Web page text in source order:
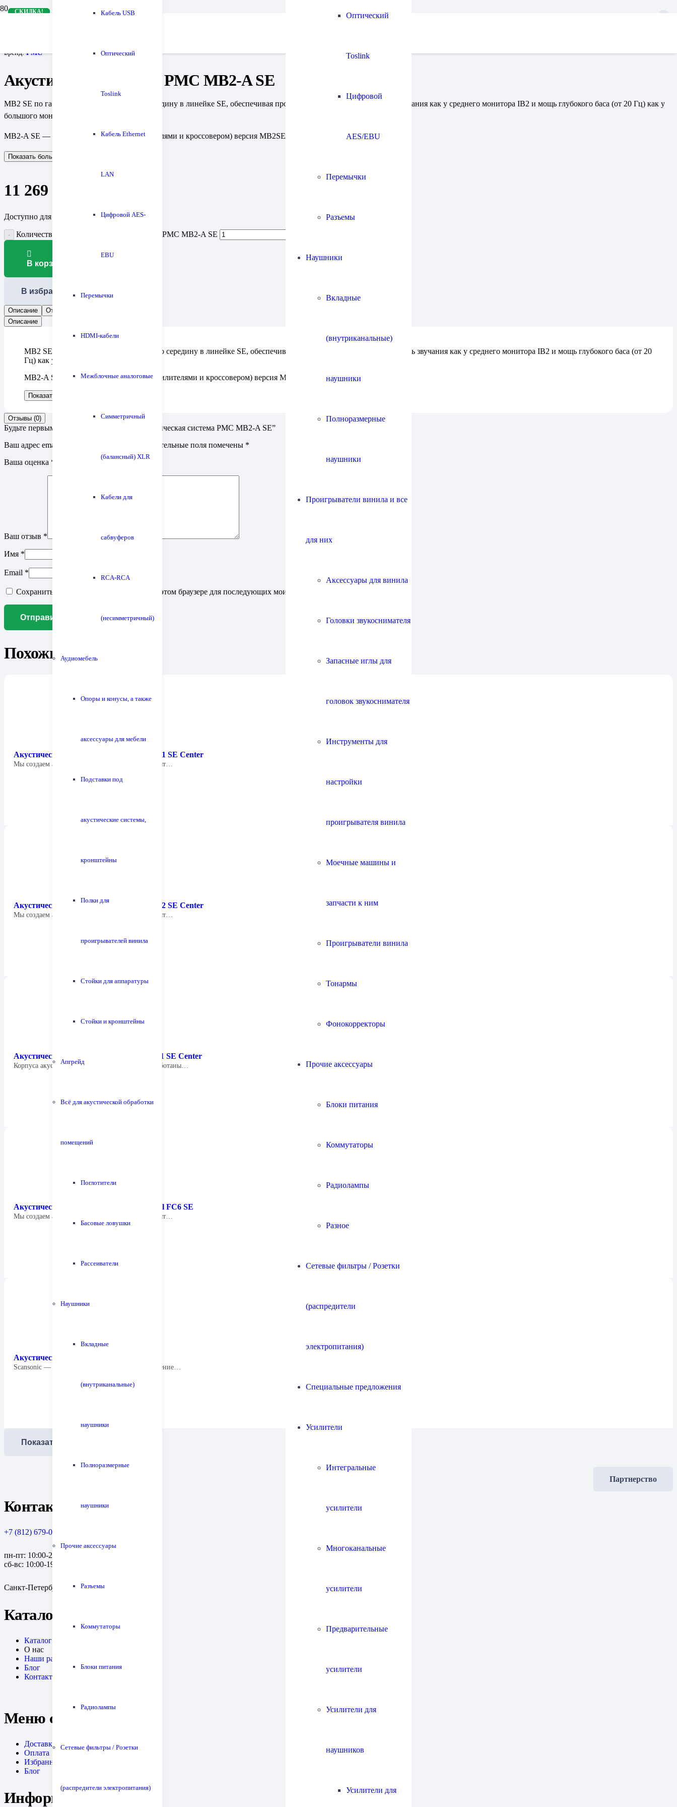
Кабель USB
Оптический
Toslink
Кабель Ethernet
LAN
Цифровой AES-
EBU
Перемычки
HDMI-кабели
Межблочные аналоговые
Симметричный
(балансный) XLR
Кабели для
сабвуферов
RCA-RCA
(несимметричный)
Аудиомебель
Опоры и конусы, а также
аксессуары для мебели
Подставки под
акустические системы,
кронштейны
Полки для
проигрывателей винила
Стойки для аппаратуры
Стойки и кронштейны
Апгрейд
Всё для акустической обработки
помещений
Поглотители
Басовые ловушки
Рассеиватели
Наушники
Вкладные
(внутриканальные)
наушники
Полноразмерные
наушники
Прочие аксессуары
Разъемы
Коммутаторы
Блоки питания
Радиолампы
Сетевые фильтры / Розетки
(распредители электропитания)
Оптический
Toslink
Цифровой
AES/EBU
Перемычки
Разъемы
Наушники
Вкладные
(внутриканальные)
наушники
Полноразмерные
наушники
Проигрыватели винила и все
для них
Аксессуары для винила
Головки звукоснимателя
Запасные иглы для
головок звукоснимателя
Инструменты для
настройки
проигрывателя винила
Моечные машины и
запчасти к ним
Проигрыватели винила
Тонармы
Фонокорректоры
Прочие аксессуары
Блоки питания
Коммутаторы
Радиолампы
Разное
Сетевые фильтры / Розетки
(распредители
электропитания)
Специальные предложения
Усилители
Интегральные
усилители
Многоканальные
усилители
Предварительные
усилители
Усилители для
наушников
Усилители для
Бренд:PMC
Акустическая система PMC MB2-A SE
MB2 SE по габаритам занимает золотую середину в линейке SE, обеспечивая прозрачность и проникновенность звучания как у среднего монитора IB2 и мощь глубокого баса (от 20 Гц) как у
большого монитора.
MB2-A SE — активная (с внешними усилителями и кроссовером) версия MB2SE.
Показать больше
11 269 425
Доступно для предзаказа
Количество товара Акустическая система PMC MB2-A SE
В корзину
В избранное
Описание
Отзывы (0)
Описание
MB2 SE по габаритам занимает золотую середину в линейке SE, обеспечивая прозрачность и проникновенность звучания как у среднего монитора IB2 и мощь глубокого баса (от 20
Гц) как у большого монитора.
MB2-A SE — активная (с внешними усилителями и кроссовером) версия MB2SE.
Показать больше
Отзывы (0)
Будьте первым, кто оставил отзыв на “Акустическая система PMC MB2-A SE”
Ваш адрес email не будет опубликован.
Обязательные поля помечены *
Ваша оценка *
Ваш отзыв *
Имя *
Email *
Сохранить моё имя, email и адрес сайта в этом браузере для последующих моих комментариев.
Похожие товары
СКИДКА!
Акустическая система Focus Audio FCC 1 SE Center
Мы создаем акустические системы, которые дарят…
СКИДКА!
Акустическая система Focus Audio FCC 2 SE Center
Мы создаем акустические системы, которые дарят…
СКИДКА!
Акустическая система Focus Audio FSC 1 SE Center
Корпуса акустических систем Focus Audio разработаны…
СКИДКА!
Акустическая система Focus Audio Model FC6 SE
Мы создаем акустические системы, которые дарят…
СКИДКА!
Акустическая система Scansonic M6
Scansonic — это компания из Дании, подразделение…
Показать еще
Партнерство
Контакты
+7 (812) 679-08-79
пн-пт: 10:00-20:00
сб-вс: 10:00-19:00
Санкт-Петербург, пр. Медиков, 10к1
Каталог
Каталог
О нас
Наши работы
Блог
Контакты
Меню сайта
Доставка
Оплата
Избранное
Блог
Информация